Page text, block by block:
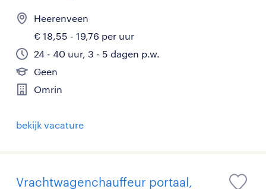
Heerenveen
€ 18,55 - 19,76 per uur
24 - 40 uur, 3 - 5 dagen p.w.
Geen
Omrin
bekijk vacature
Vrachtwagenchauffeur portaal,